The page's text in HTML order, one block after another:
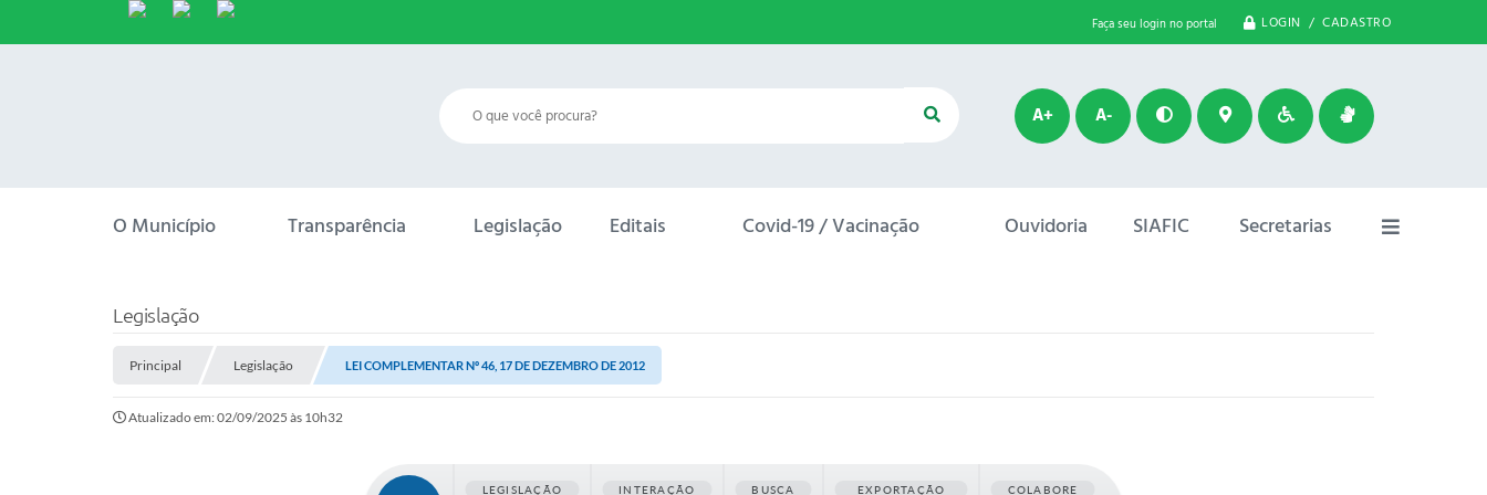
Faça seu login no portal LOGIN / CADASTRO
A+ A-
O Município Transparência Legislação Editais Covid-19 / Vacinação Ouvidoria SIAFIC Secretarias
Legislação
Principal Legislação LEI COMPLEMENTAR Nº 46, 17 DE DEZEMBRO DE 2012
Atualizado em: 02/09/2025 às 10h32
LEGISLAÇÃO INTERAÇÃO BUSCA EXPORTAÇÃO COLABORE